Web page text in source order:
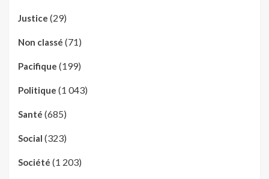
Justice (29)
Non classé (71)
Pacifique (199)
Politique (1 043)
Santé (685)
Social (323)
Société (1 203)